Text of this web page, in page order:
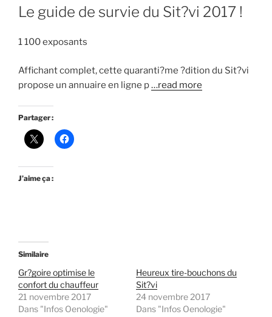
LE
Le guide de survie du Sit?vi 2017 !
1 100 exposants
Affichant complet, cette quaranti?me ?dition du Sit?vi
propose un annuaire en ligne p…read more
Partager :
J’aime ça :
Similaire
Gr?goire optimise le
confort du chauffeur
21 novembre 2017
Dans "Infos Oenologie"
Heureux tire-bouchons du
Sit?vi
24 novembre 2017
Dans "Infos Oenologie"